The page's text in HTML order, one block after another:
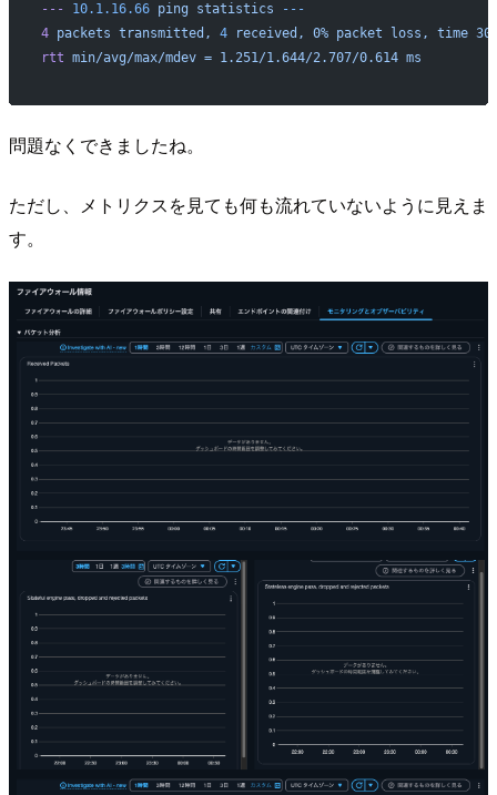
--- 10.1.16.66 ping statistics ---
4 packets transmitted, 4 received, 0% packet loss, time
rtt min/avg/max/mdev = 1.251/1.644/2.707/0.614 ms
問題なくできましたね。
ただし、メトリクスを見ても何も流れていないように見えま
す。